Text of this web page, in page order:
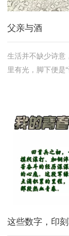
父亲与酒
生活并不缺少诗意
里有光，脚下便是
这些数字，印